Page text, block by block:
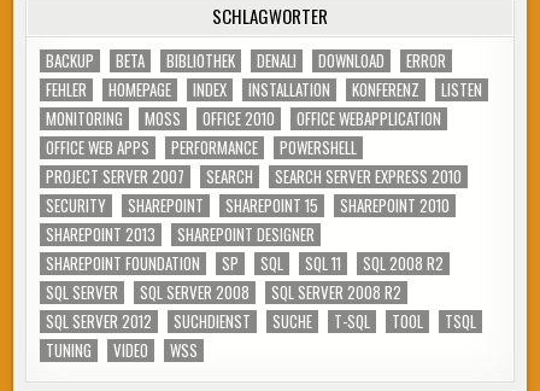
SCHLAGWÖRTER
BACKUP BETA BIBLIOTHEK DENALI DOWNLOAD
ERROR
FEHLER
HOMEPAGE INDEX INSTALLATION KONFERENZ
LISTEN
MONITORING
MOSS OFFICE 2010
OFFICE WEBAPPLICATION
OFFICE WEB APPS
PERFORMANCE
POWERSHELL
PROJECT SERVER 2007
SEARCH
SEARCH SERVER EXPRESS 2010
SECURITY
SHAREPOINT SHAREPOINT 15
SHAREPOINT 2010
SHAREPOINT 2013
SHAREPOINT DESIGNER
SHAREPOINT FOUNDATION
SP SQL SQL 11
SQL 2008 R2
SQL SERVER
SQL SERVER 2008
SQL SERVER 2008 R2
SQL SERVER 2012
SUCHDIENST SUCHE T-SQL TOOL
TSQL
TUNING
VIDEO WSS